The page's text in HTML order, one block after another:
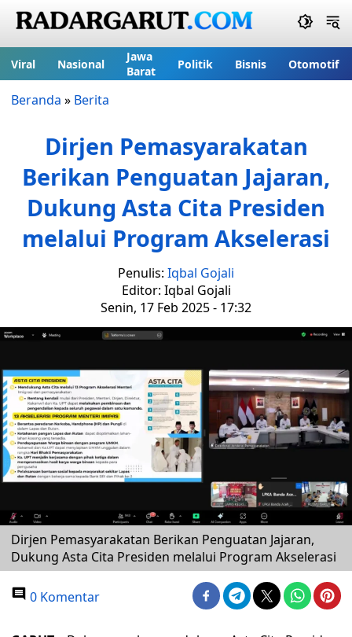
Viral Nasional
Jawa
Barat
Politik Bisnis Otomotif
Beranda » Berita
Dirjen Pemasyarakatan
Berikan Penguatan Jajaran,
Dukung Asta Cita Presiden
melalui Program Akselerasi
Penulis: Iqbal Gojali
Editor: Iqbal Gojali
Senin, 17 Feb 2025 - 17:32
Dirjen Pemasyarakatan Berikan Penguatan Jajaran,
Dukung Asta Cita Presiden melalui Program Akselerasi
0 Komentar